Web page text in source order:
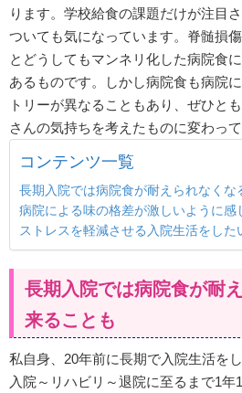
ります。学校給食の課題だけが注目
ついても気になっています。脊髄損
とどうしてもマンネリ化した病院食
あるものです。しかし病院食も病院
トリーが異なることもあり、ぜひと
さんの気持ちを考えたものに変わっ
コンテンツ一覧
長期入院では病院食が耐えられなくな
病院による味の格差が激しいように感
ストレスを軽減させる入院生活をした
長期入院では病院食が耐
来ることも
私自身、20年前に長期で入院生活を
入院～リハビリ～退院に至るまで1